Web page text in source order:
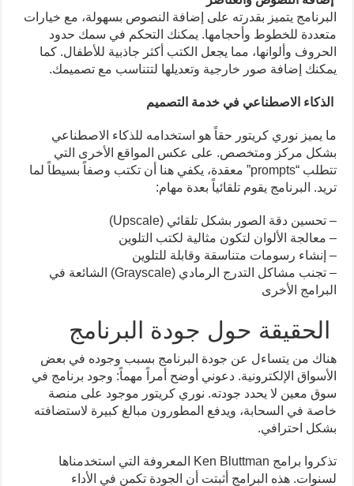
البرنامج يتميز بقدرته على إضافة النصوص بسهولة، مع خيارات
متعددة للخطوط وأحجامها. يمكنك التحكم في سمك حدود
الحروف وألوانها، مما يجعل الكتب أكثر جاذبية للأطفال. كما
يمكنك إضافة صور خارجية وتعديلها لتتناسب مع تصميمك.
الذكاء الاصطناعي في خدمة التصميم
ما يميز نوري كريتور حقاً هو استخدامه للذكاء الاصطناعي
بشكل مركز ومتخصص. على عكس المواقع الأخرى التي
تتطلب “prompts” معقدة، يكفي هنا أن تكتب وصفاً بسيطاً لما
تريد. البرنامج يقوم تلقائياً بعدة مهام:
– تحسين دقة الصور بشكل تلقائي (Upscale)
– معالجة الألوان لتكون مثالية لكتب التلوين
– إنشاء رسومات متناسقة وقابلة للتلوين
– تجنب مشاكل التدرج الرمادي (Grayscale) الشائعة في
البرامج الأخرى
الحقيقة حول جودة البرنامج
هناك من يتساءل عن جودة البرنامج بسبب وجوده في بعض
الأسواق الإلكترونية. دعوني أوضح أمراً مهماً: وجود برنامج في
سوق معين لا يحدد جودته. نوري كريتور موجود على منصة
خاصة في السحابة، ويدفع المطورون مبالغ كبيرة لاستضافته
بشكل احترافي.
تذكروا برامج Ken Bluttman المعروفة التي استخدمناها
لسنوات. هذه البرامج أثبتت أن الجودة تكمن في الأداء